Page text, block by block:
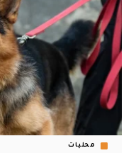
محليات